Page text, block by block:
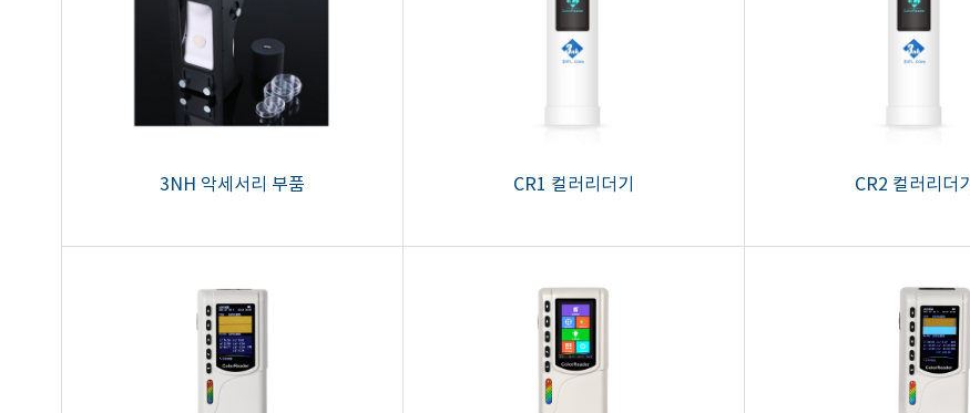
3NH 악세서리 부품 CR1 컬러리더기 CR2 컬러리더기